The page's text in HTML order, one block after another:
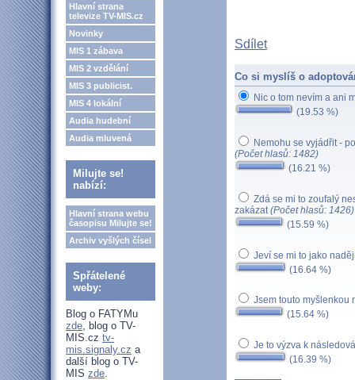
Hlavní strana
televize TV-MIS.cz
Novinky
MIS 1 zábava
MIS 2 vzdělání
MIS 3 publicist.
MIS 4 lokální
Audia hudební
Audia mluvená
Milujte se!
nabízí:
Hlavní strana webu
časopisu Milujte se!
Archiv vyšlých čísel
Spřátelené
weby:
Blog o FATYMu
zde, blog o TV-
MIS.cz tv-
mis.signaly.cz a
další blog o TV-
MIS zde.
Sdílet
Co si myslíš o
Nic o tom nevím a ani
(19.53 %)
Nemohu se vyjádřit -
(Počet hlasů: 1482)
(16.21 %)
Zdá se mi to zoufalý
zakázat(Počet hlasů: 1426)
(15.59 %)
Jeví se mi to jako
(16.64 %)
Jsem touto myšlenkou
(15.64 %)
Je to výzva k
(16.39 %)